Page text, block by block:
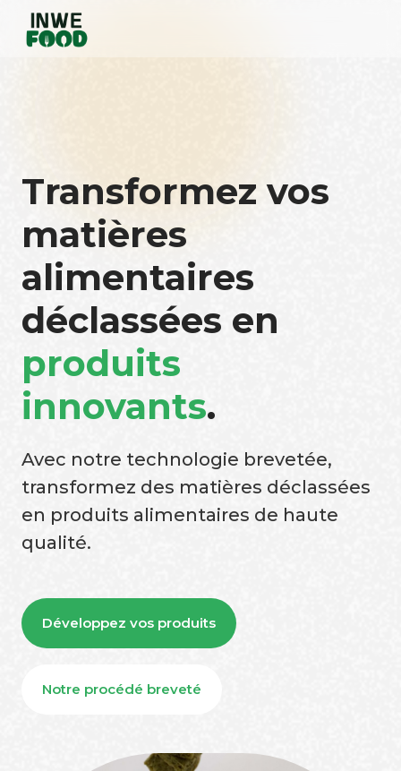
Transformez vos
matières
alimentaires
déclassées en
produits
innovants.
Avec notre technologie brevetée,
transformez des matières déclassées
en produits alimentaires de haute
qualité.
Développez vos produits
Notre procédé breveté